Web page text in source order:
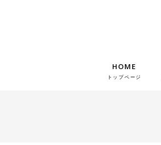
HOME
トップページ